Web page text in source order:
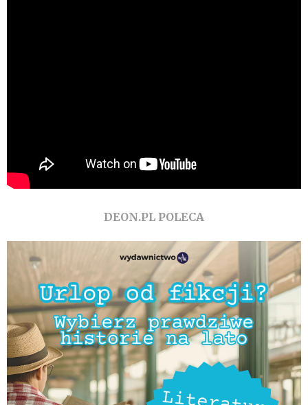
DEON.PL POLECA